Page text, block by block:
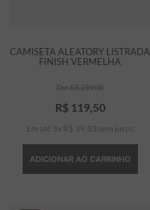
CAMISETA ALEATORY LISTRADA
FINISH VERMELHA
R$239,00
R$ 119,50
Em até 3 x R$ 39 83 sem juros
ADICIONAR AO CARRINHO